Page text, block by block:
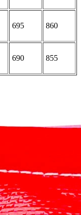
695 860
690 855